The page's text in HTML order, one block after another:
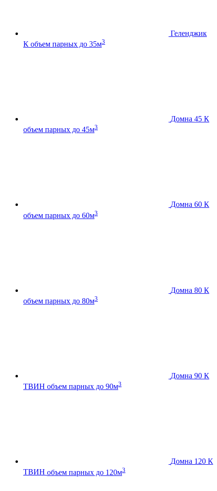
Геленджик
К объем парных до 35м3
Домна 45 К
объем парных до 45м3
Домна 60 К
объем парных до 60м3
Домна 80 К
объем парных до 80м3
Домна 90 К
ТВИН объем парных до 90м3
Домна 120 К
ТВИН объем парных до 120м3